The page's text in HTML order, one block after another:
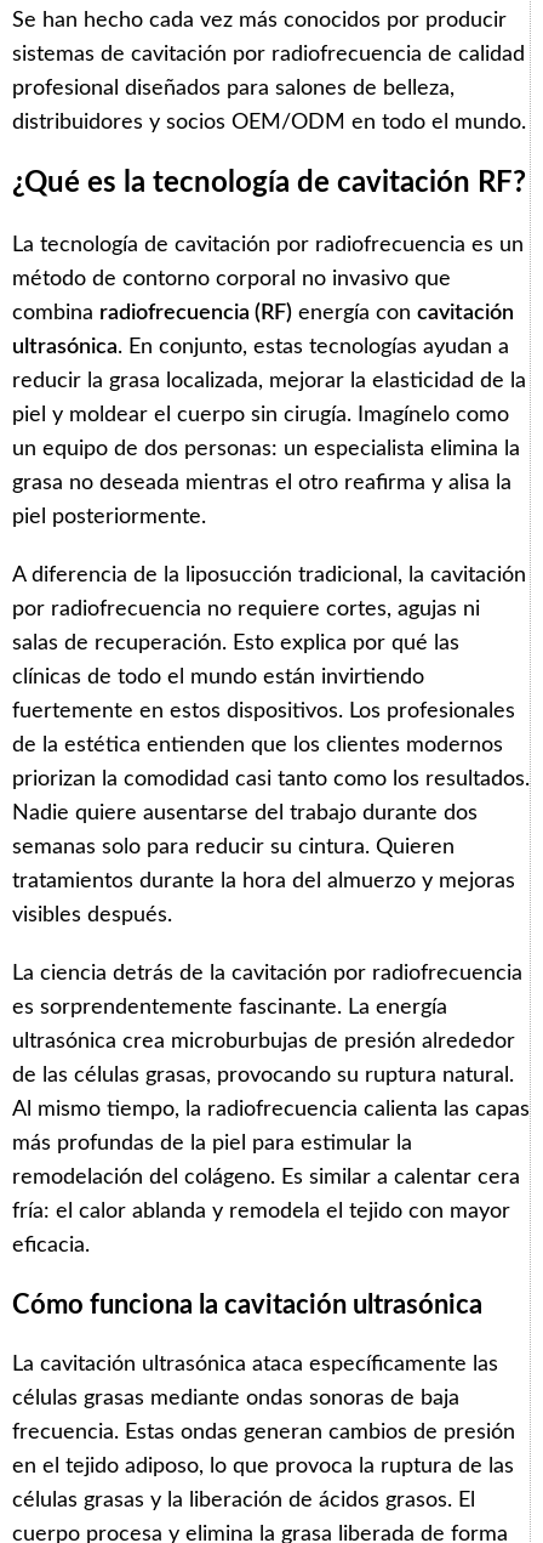
Se han hecho cada vez más conocidos por producir
sistemas de cavitación por radiofrecuencia de calidad
profesional diseñados para salones de belleza,
distribuidores y socios OEM/ODM en todo el mundo.
¿Qué es la tecnología de cavitación RF?
La tecnología de cavitación por radiofrecuencia es un
método de contorno corporal no invasivo que
combina radiofrecuencia (RF) energía con cavitación
ultrasónica. En conjunto, estas tecnologías ayudan a
reducir la grasa localizada, mejorar la elasticidad de la
piel y moldear el cuerpo sin cirugía. Imagínelo como
un equipo de dos personas: un especialista elimina la
grasa no deseada mientras el otro reafirma y alisa la
piel posteriormente.
A diferencia de la liposucción tradicional, la cavitación
por radiofrecuencia no requiere cortes, agujas ni
salas de recuperación. Esto explica por qué las
clínicas de todo el mundo están invirtiendo
fuertemente en estos dispositivos. Los profesionales
de la estética entienden que los clientes modernos
priorizan la comodidad casi tanto como los resultados.
Nadie quiere ausentarse del trabajo durante dos
semanas solo para reducir su cintura. Quieren
tratamientos durante la hora del almuerzo y mejoras
visibles después.
La ciencia detrás de la cavitación por radiofrecuencia
es sorprendentemente fascinante. La energía
ultrasónica crea microburbujas de presión alrededor
de las células grasas, provocando su ruptura natural.
Al mismo tiempo, la radiofrecuencia calienta las capas
más profundas de la piel para estimular la
remodelación del colágeno. Es similar a calentar cera
fría: el calor ablanda y remodela el tejido con mayor
eficacia.
Cómo funciona la cavitación ultrasónica
La cavitación ultrasónica ataca específicamente las
células grasas mediante ondas sonoras de baja
frecuencia. Estas ondas generan cambios de presión
en el tejido adiposo, lo que provoca la ruptura de las
células grasas y la liberación de ácidos grasos. El
cuerpo procesa y elimina la grasa liberada de forma